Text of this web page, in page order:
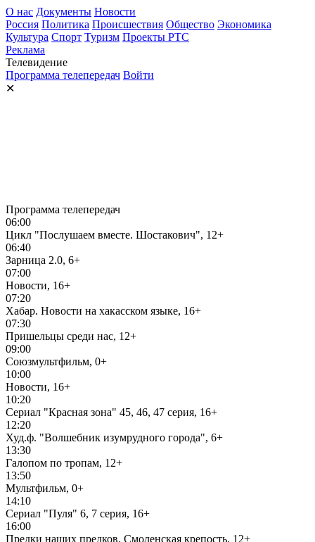
О нас Документы Новости
Россия Политика Происшествия Общество Экономика
Культура Спорт Туризм Проекты РТС
Реклама
Телевидение
Программа телепередач Войти
✕
Программа телепередач
06:00
Цикл "Послушаем вместе. Шостакович", 12+
06:40
Зарница 2.0, 6+
07:00
Новости, 16+
07:20
Хабар. Новости на хакасском языке, 16+
07:30
Пришельцы среди нас, 12+
09:00
Союзмультфильм, 0+
10:00
Новости, 16+
10:20
Сериал "Красная зона" 45, 46, 47 серия, 16+
12:20
Худ.ф. "Волшебник изумрудного города", 6+
13:30
Галопом по тропам, 12+
13:50
Мультфильм, 0+
14:10
Сериал "Пуля" 6, 7 серия, 16+
16:00
Предки наших предков. Смоленская крепость, 12+